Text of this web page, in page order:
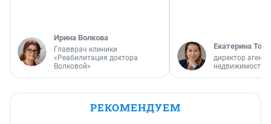
Ирина Волкова
Главврач клиники
«Реабилитация доктора
Волковой»
Екатерина
директор
недвижимости
РЕКОМЕНДУЕМ